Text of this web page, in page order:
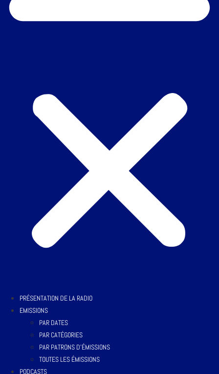
PRÉSENTATION DE LA RADIO
EMISSIONS
PAR DATES
PAR CATÉGORIES
PAR PATRONS D’ÉMISSIONS
TOUTES LES ÉMISSIONS
PODCASTS